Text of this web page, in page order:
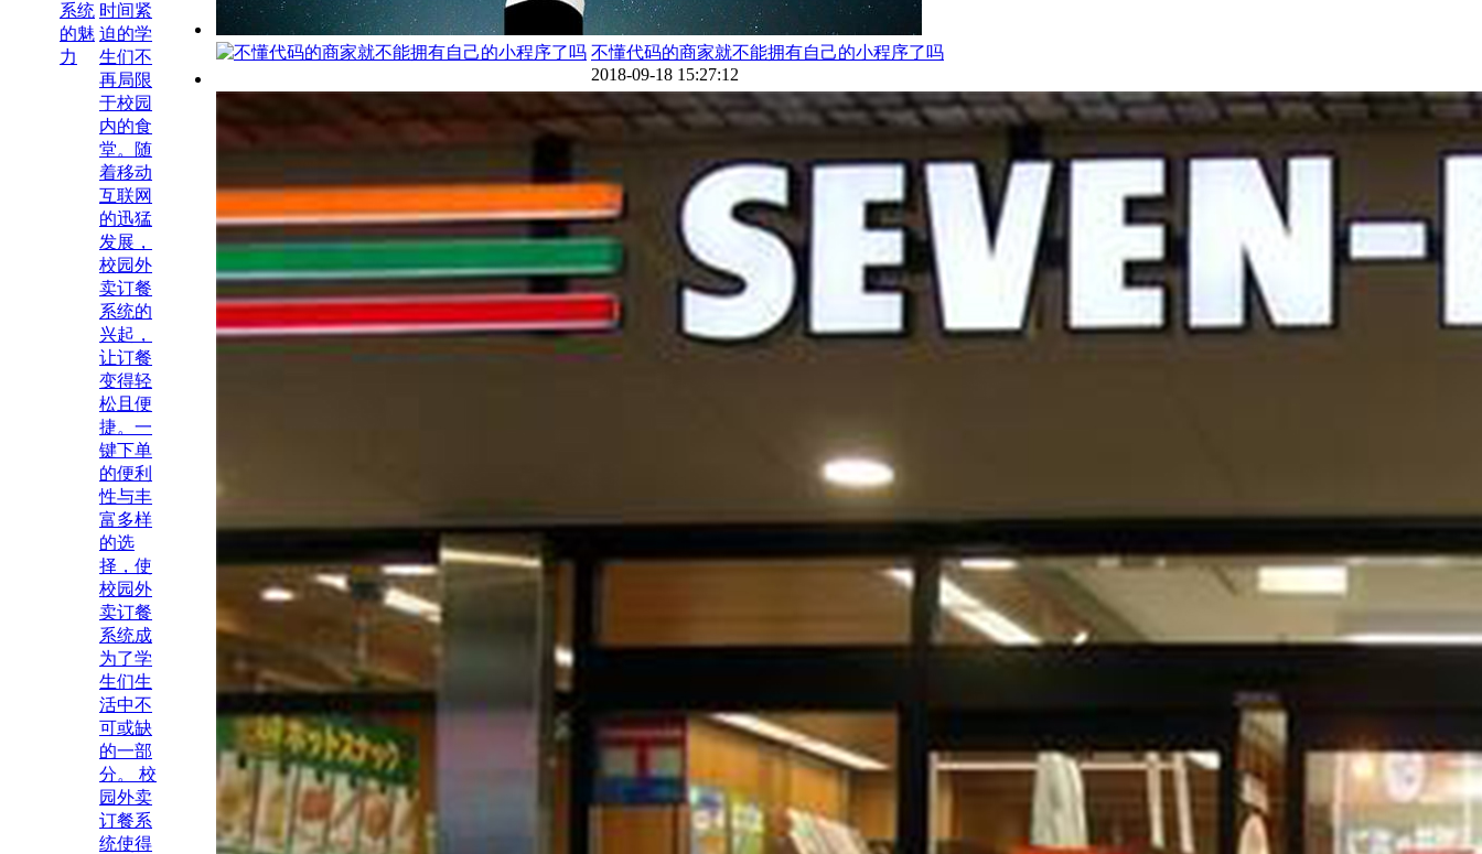
时间紧
迫的学
生们不
再局限
于校园
内的食
堂。随
着移动
互联网
的迅猛
发展，
校园外
卖订餐
系统的
兴起，
让订餐
变得轻
松且便
捷。一
键下单
的便利
性与丰
富多样
的选
择，使
校园外
卖订餐
系统成
为了学
生们生
活中不
可或缺
的一部
分。 校
园外卖
订餐系
统使得
不懂代码的商家就不能拥有自己的小程序了吗
2018-09-18 15:27:12